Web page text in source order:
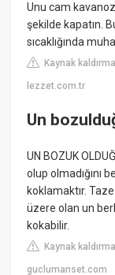
Unu cam
şekilde kapatın.
sıcaklığında
Kaynak
lezzet.com.tr
Un
UN BOZUK
olup olmadığını
koklamaktır.
üzere olan un
kokabilir.
Kaynak
guclumanset.com